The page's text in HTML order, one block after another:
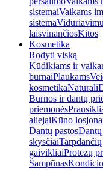
sistemaiVaikams
sistema
laisvinančiosKitos
Kosmetika
Rodyti viską
Kūdikiams ir
burnaiPlaukams
kosmetikaNatūrali
Burnos ir dantų
priemonės
aliejaiKūno
Dantų pastosDantų
skysčiai
gaivikliaiProtezų
Šampūnas